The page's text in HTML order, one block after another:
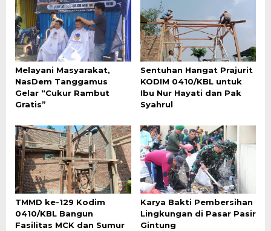
Melayani Masyarakat,
NasDem Tanggamus
Gelar “Cukur Rambut
Gratis”
Sentuhan Hangat Prajurit
KODIM 0410/KBL untuk
Ibu Nur Hayati dan Pak
Syahrul
TMMD ke-129 Kodim
0410/KBL Bangun
Fasilitas MCK dan Sumur
Karya Bakti Pembersihan
Lingkungan di Pasar Pasir
Gintung